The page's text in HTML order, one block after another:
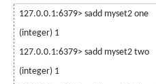
127.0.0.1:6379> sadd myset2 one
(integer) 1
127.0.0.1:6379> sadd myset2 two
(integer) 1